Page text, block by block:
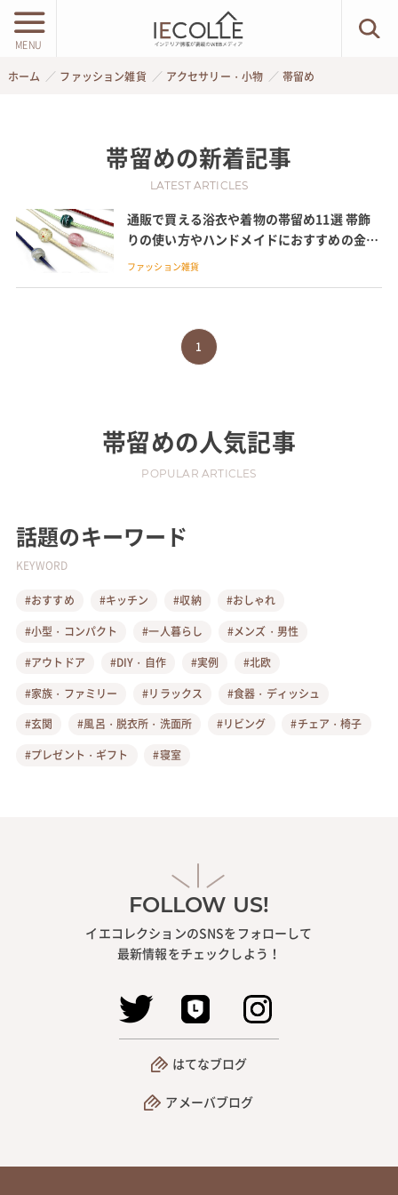
MENU
ホーム ファッション雑貨 アクセサリー・小物 帯留め
帯留めの新着記事
LATEST ARTICLES
通販で買える浴衣や着物の帯留め11選 帯飾
りの使い方やハンドメイドにおすすめの金具
おしゃれなアンティーク風も
ファッション雑貨
1
帯留めの人気記事
POPULAR ARTICLES
話題のキーワード
KEYWORD
#おすすめ #キッチン #収納
#おしゃれ
#小型・コンパクト
#一人暮らし
#メンズ・男性
#アウトドア
#DIY・自作 #実例
#北欧
#家族・ファミリー
#リラックス
#食器・ディッシュ
#玄関
#風呂・脱衣所・洗面所 #リビング
#チェア・椅子
#プレゼント・ギフト
#寝室
FOLLOW US!
イエコレクションのSNSをフォローして
最新情報をチェックしよう！
はてなブログ
アメーバブログ